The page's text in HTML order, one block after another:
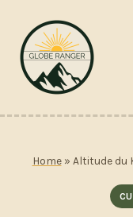
contenu
Home» Altitude du